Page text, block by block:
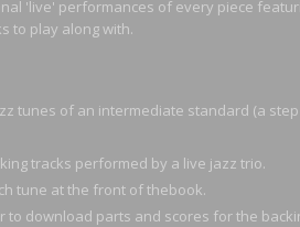
'live' performances of every piece
to play along with.
tunes of an intermediate standard (a
tracks performed by a live jazz trio.
tune at the front of thebook.
to download parts and scores for the